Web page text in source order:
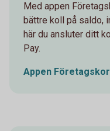
Med appen
bättre koll på saldo,
här du ansluter ditt
Pay.
Appen